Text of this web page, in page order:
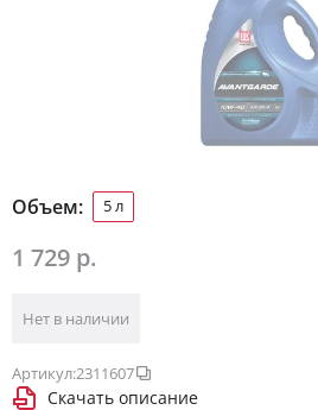
Объем: 5 л
1 729 р.
Нет в наличии
Артикул:2311607
Скачать описание